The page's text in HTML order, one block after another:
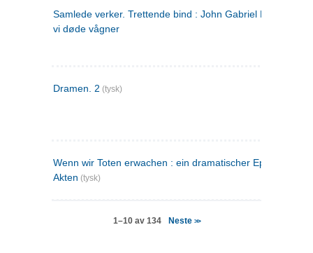
Samlede verker. Trettende bind : John Gabriel Borkman ;
vi døde vågner
Dramen. 2 (tysk)
Wenn wir Toten erwachen : ein dramatischer Epilog in drei
Akten (tysk)
1–10 av 134 Neste >>